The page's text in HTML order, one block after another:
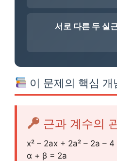
서로 다른 두 실
이 문제의 핵심 개
근과 계수의
x² – 2ax + 2a² – 2a – 4
α + β = 2a